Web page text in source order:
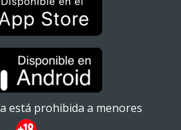
está prohibida a menores